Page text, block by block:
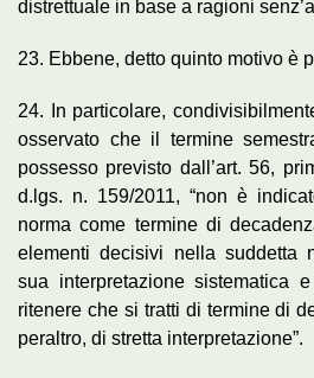
distrettuale in base a ragioni
23. Ebbene, detto quinto motivo è
24. In particolare,
osservato che il termine
possesso previsto dall’art. 56,
d.lgs. n. 159/2011, “non è
norma come termine di
elementi decisivi nella suddetta
sua interpretazione sistematica
ritenere che si tratti di termine di
peraltro, di stretta interpretazione”.